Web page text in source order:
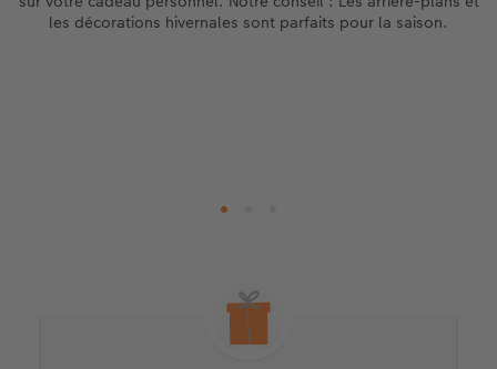
les décorations hivernales sont parfaits pour la saison.